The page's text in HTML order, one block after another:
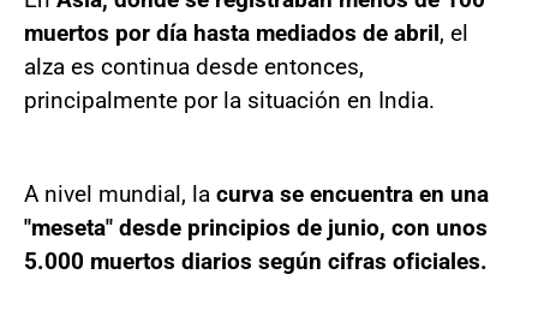
muertos por día hasta mediados de abril, el
alza es continua desde entonces,
principalmente por la situación en India.
A nivel mundial, la curva se encuentra en una
"meseta" desde principios de junio, con unos
5.000 muertos diarios según cifras oficiales.